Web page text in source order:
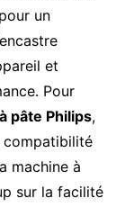
un
et
Pour
pâte Philips,
compatibilité
machine à
sur la facilité